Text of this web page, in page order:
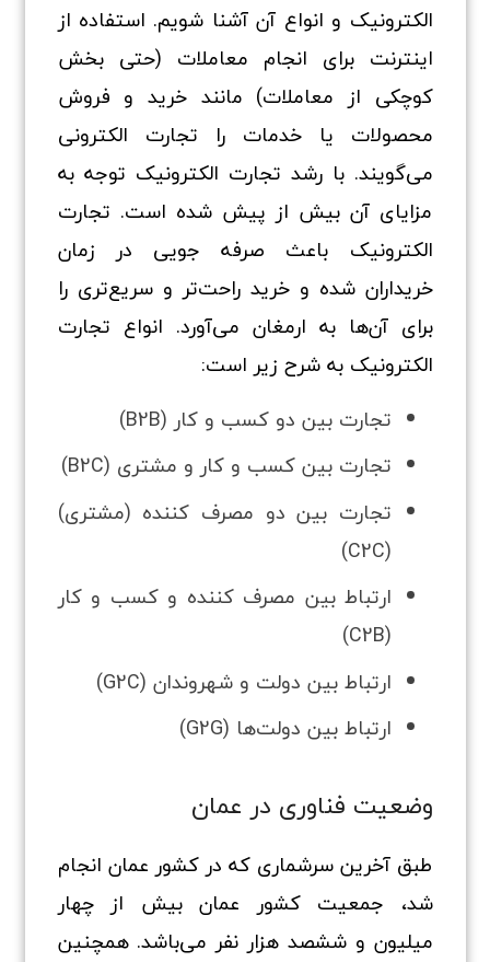
الکترونیک و انواع آن آشنا شویم. استفاده از
اینترنت برای انجام معاملات (حتی بخش
کوچکی از معاملات) مانند خرید و فروش
محصولات یا خدمات را تجارت الکترونی
می‌گویند. با رشد تجارت الکترونیک توجه به
مزایای آن بیش از پیش شده است. تجارت
الکترونیک باعث صرفه‌ جویی در زمان
خریداران شده و خرید راحت‌تر و سریع‌تری را
برای آن‌ها به ارمغان می‌آورد. انواع تجارت
الکترونیک به شرح زیر است:
تجارت بین دو کسب‌ و کار (B2B)
تجارت بین کسب‌ و کار و مشتری (B2C)
تجارت بین دو مصرف کننده (مشتری)
(C2C)
ارتباط بین مصرف‌ کننده و کسب‌ و کار
(C2B)
ارتباط بین دولت و شهروندان (G2C)
ارتباط بین دولت‌ها (G2G)
وضعیت فناوری در عمان
طبق آخرین سرشماری که در کشور عمان انجام
شد، جمعیت کشور عمان بیش از چهار
میلیون و ششصد هزار نفر می‌باشد. همچنین